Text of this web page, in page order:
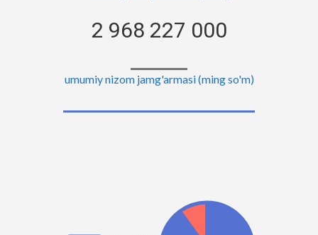
2 968 227 000
umumiy nizom jamg'armasi (ming so'm)